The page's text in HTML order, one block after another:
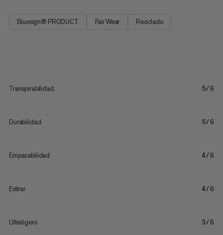
Bluesign® PRODUCT Fair Wear Reciclado
Transpirabilidad. 5/6
Durabilidad 5/6
Empacabilidad 4/6
Estirar 4/6
Ultraligero 3/6